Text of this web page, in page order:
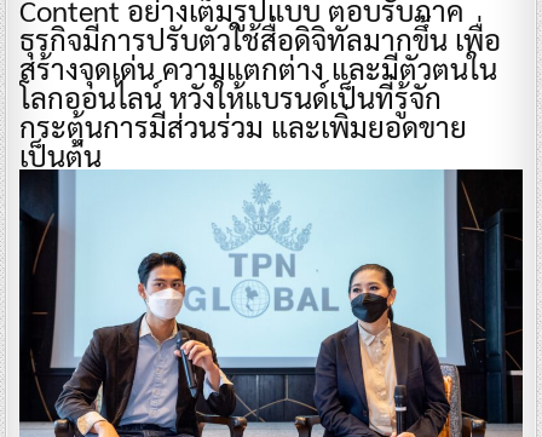
Content อย่างเต็มรูปแบบ ตอบรับภาค
ธุรกิจมีการปรับตัวใช้สื่อดิจิทัลมากขึ้น เพื่อ
สร้างจุดเด่น ความแตกต่าง และมีตัวตนใน
โลกออนไลน์ หวังให้แบรนด์เป็นที่รู้จัก
กระตุ้นการมีส่วนร่วม และเพิ่มยอดขาย
เป็นต้น